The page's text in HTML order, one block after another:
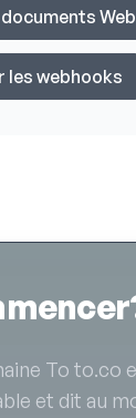
les webhooks
To to.co
et dit au